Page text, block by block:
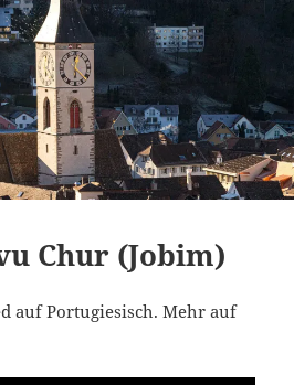
Chur (Jobim)
auf Portugiesisch. Mehr auf